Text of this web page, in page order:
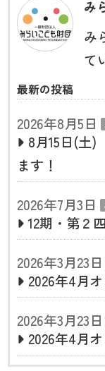
み
み
て
最新の投稿
2026年8月5日
8月15日(土
ます！
2026年7月3日
12期・第２
2026年3月23日
2026年4月
2026年3月23日
2026年4月